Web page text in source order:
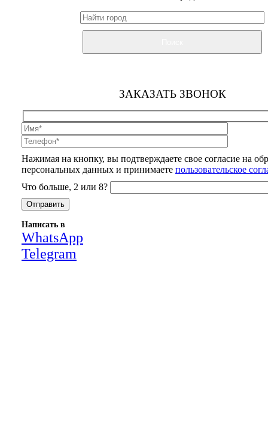
ЗАКАЗАТЬ ЗВОНОК
Нажимая на кнопку, вы подтверждаете свое согласие на
персональных данных и принимаете пользовательское
Что больше, 2 или 8?
Написать в
WhatsApp
Telegram